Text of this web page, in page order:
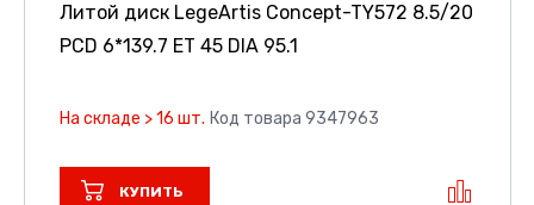
Литой диск LegeArtis Concept-TY572 8.5/20
PCD 6*139.7 ET 45 DIA 95.1
На складе > 16 шт. Код товара 9347963
КУПИТЬ